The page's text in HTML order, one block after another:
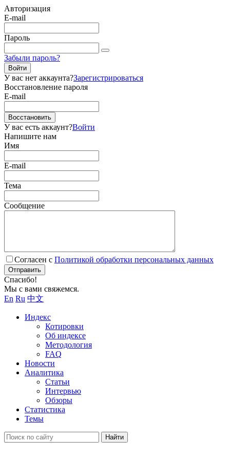
Авторизация
E-mail
Пароль
Забыли пароль?
Войти
У вас нет аккаунта?Зарегистрироваться
Восстановление пароля
E-mail
Восстановить
У вас есть аккаунт?Войти
Напишите нам
Имя
E-mail
Тема
Сообщение
Согласен с Политикой обработки персональных данных
Отправить
Спасибо!
Мы с вами свяжемся.
En Ru 中文
Индекс
Котировки
Об индексе
Методология
FAQ
Новости
Аналитика
Статьи
Интервью
Обзоры
Статистика
Темы
Найти